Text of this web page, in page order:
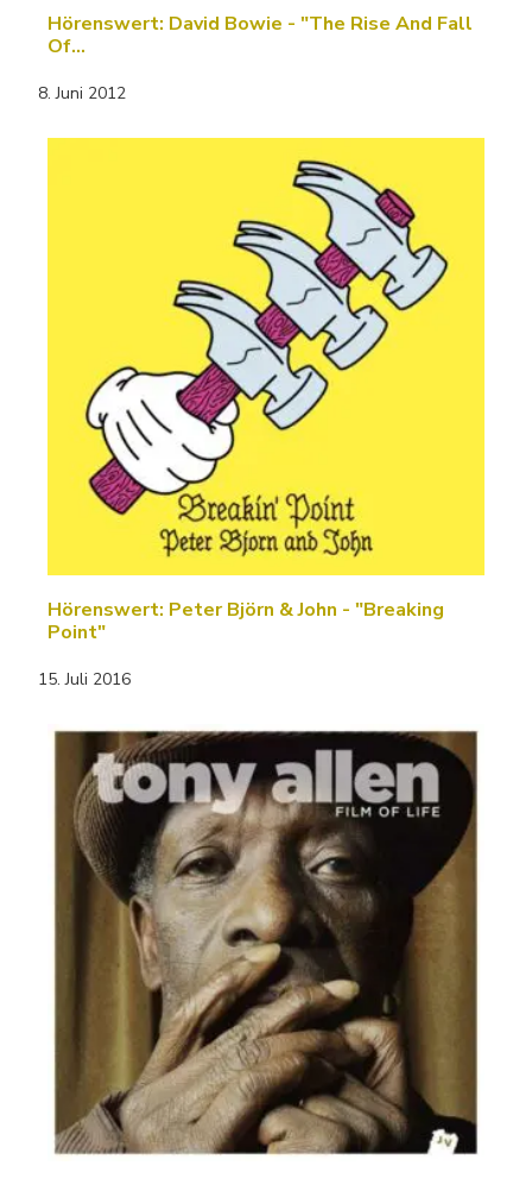
Hörenswert: David Bowie - "The Rise And Fall
Of…
8. Juni 2012
Hörenswert: Peter Björn & John - "Breaking
Point"
15. Juli 2016